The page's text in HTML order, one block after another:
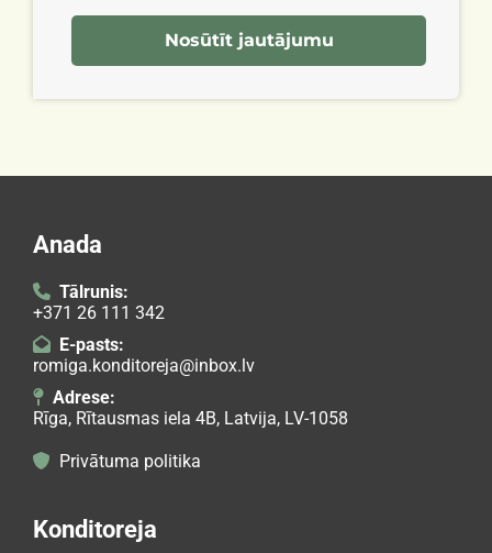
Anada
 Tālrunis:
+371 26 111 342
 E-pasts:
romiga.konditoreja@inbox.lv
 Adrese:
Rīga, Rītausmas iela 4B, Latvija, LV-1058
 Privātuma politika
Konditoreja